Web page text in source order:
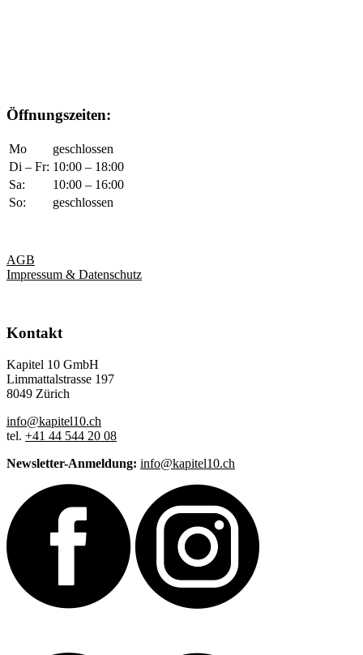
Öffnungszeiten:
Mo
geschlossen
Di – Fr: 10:00 – 18:00
Sa:
10:00 – 16:00
So:
geschlossen
AGB
Impressum & Datenschutz
Kontakt
Kapitel 10 GmbH
Limmattalstrasse 197
8049 Zürich
info@kapitel10.ch
tel. +41 44 544 20 08
Newsletter-Anmeldung: info@kapitel10.ch